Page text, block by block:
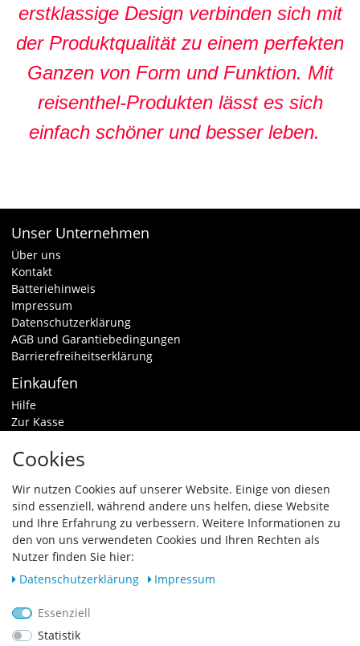
erstklassige Design verbinden sich mit
der Produktqualität zu einem perfekten
Ganzen von Form und Funktion. Mit
reisenthel-Produkten lässt es sich
einfach schöner und besser leben.
Unser Unternehmen
Über uns
Kontakt
Batteriehinweis
Impressum
Datenschutzerklärung
AGB und Garantiebedingungen
Barrierefreiheitserklärung
Einkaufen
Hilfe
Zur Kasse
Zahlungsarten & Versand
Vertrag widerrufen
Zahlungsarten
Cookies
Wir nutzen Cookies auf unserer Website. Einige von diesen
sind essenziell, während andere uns helfen, diese Website
und Ihre Erfahrung zu verbessern. Weitere Informationen zu
den von uns verwendeten Cookies und Ihren Rechten als
Nutzer finden Sie hier:
Daten­schutz­erklärung
Impressum
Essenziell
Statistik